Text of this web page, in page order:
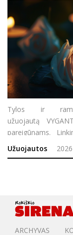
Tylos ir
užuojautą
pareigūnams.
POLICIJOS
Užuojautos
ARCHYVAS